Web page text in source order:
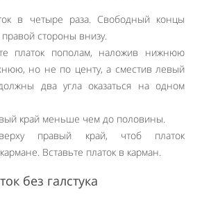
в четыре раза. Свободный концы
правой стороны внизу.
платок пополам, наложив нижнюю
но не по центу, а сместив левый
два угла оказаться на одном
край меньше чем до половины.
правый край, чтоб платок
Вставьте платок в карман.
без галстука